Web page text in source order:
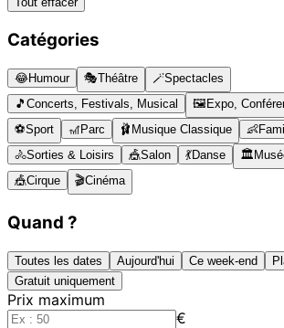
Catégories
😂Humour 🎭Théâtre 🪄Spectacles
🎵 Concerts, Festivals, Musical 🖼️ Expo,
⚽Sport 🎢Parc 🩰 Musique Classique 👶
🚴Sorties & Loisirs 🎪Salon 💃Danse 🏛️
🎪Cirque 🎬Cinéma
Quand ?
Toutes les dates Aujourd'hui Ce week-end
Gratuit uniquement
Prix maximum
€